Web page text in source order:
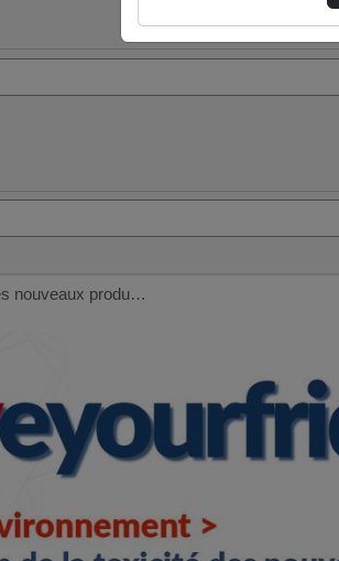
nouveaux produ…